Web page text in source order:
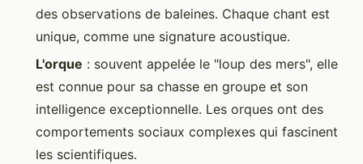
des observations de baleines. Chaque chant est
unique, comme une signature acoustique.
L'orque : souvent appelée le "loup des mers", elle
est connue pour sa chasse en groupe et son
intelligence exceptionnelle. Les orques ont des
comportements sociaux complexes qui fascinent
les scientifiques.